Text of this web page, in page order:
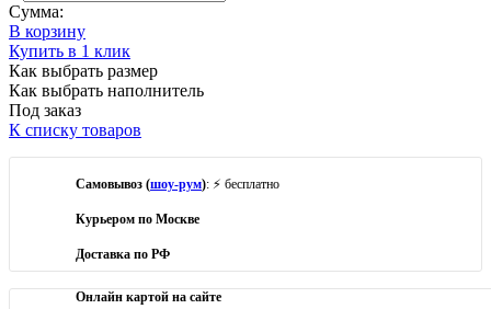
Сумма:
В корзину
Купить в 1 клик
Как выбрать размер
Как выбрать наполнитель
Под заказ
К списку товаров
Самовывоз (шоу-рум): ⚡ бесплатно
Курьером по Москве
Доставка по РФ
Онлайн картой на сайте